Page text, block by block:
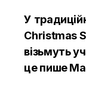
У
Christmas
візьмуть
цепише